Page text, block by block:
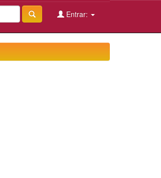
Entrar: